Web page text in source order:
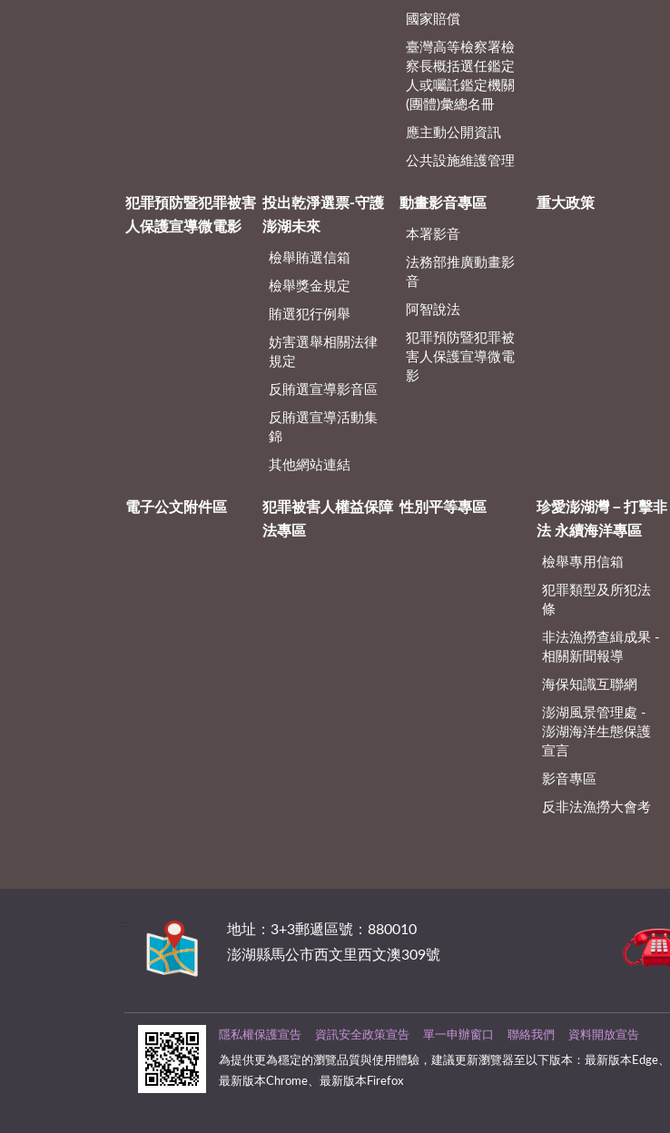
國家賠償
臺灣高等檢察署檢
察長概括選任鑑定
人或囑託鑑定機關
(團體)彙總名冊
應主動公開資訊
公共設施維護管理
犯罪預防暨犯罪被害
人保護宣導微電影
投出乾淨選票-守護
澎湖未來
檢舉賄選信箱
檢舉獎金規定
賄選犯行例舉
妨害選舉相關法律
規定
反賄選宣導影音區
反賄選宣導活動集
錦
其他網站連結
動畫影音專區
本署影音
法務部推廣動畫影
音
阿智說法
犯罪預防暨犯罪被
害人保護宣導微電
影
重大政策
電子公文附件區
犯罪被害人權益保障
法專區
性別平等專區
珍愛澎湖灣－打擊非
法 永續海洋專區
檢舉專用信箱
犯罪類型及所犯法
條
非法漁撈查緝成果 -
相關新聞報導
海保知識互聯網
澎湖風景管理處 -
澎湖海洋生態保護
宣言
影音專區
反非法漁撈大會考
地址：3+3郵遞區號：880010
澎湖縣馬公市西文里西文澳309號
隱私權保護宣告 資訊安全政策宣告 單一申辦窗口 聯絡我們 資料開放宣告
為提供更為穩定的瀏覽品質與使用體驗，建議更新瀏覽器至以下版本：最新版本Edge、
最新版本Chrome、最新版本Firefox